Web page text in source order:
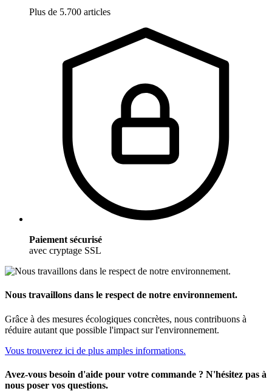
Plus de 5.700 articles
Paiement sécurisé
avec cryptage SSL
Nous travaillons dans le respect de notre environnement.
Grâce à des mesures écologiques concrètes, nous contribuons à
réduire autant que possible l'impact sur l'environnement.
Vous trouverez ici de plus amples informations.
Avez-vous besoin d'aide pour votre commande ? N'hésitez pas à
nous poser vos questions.